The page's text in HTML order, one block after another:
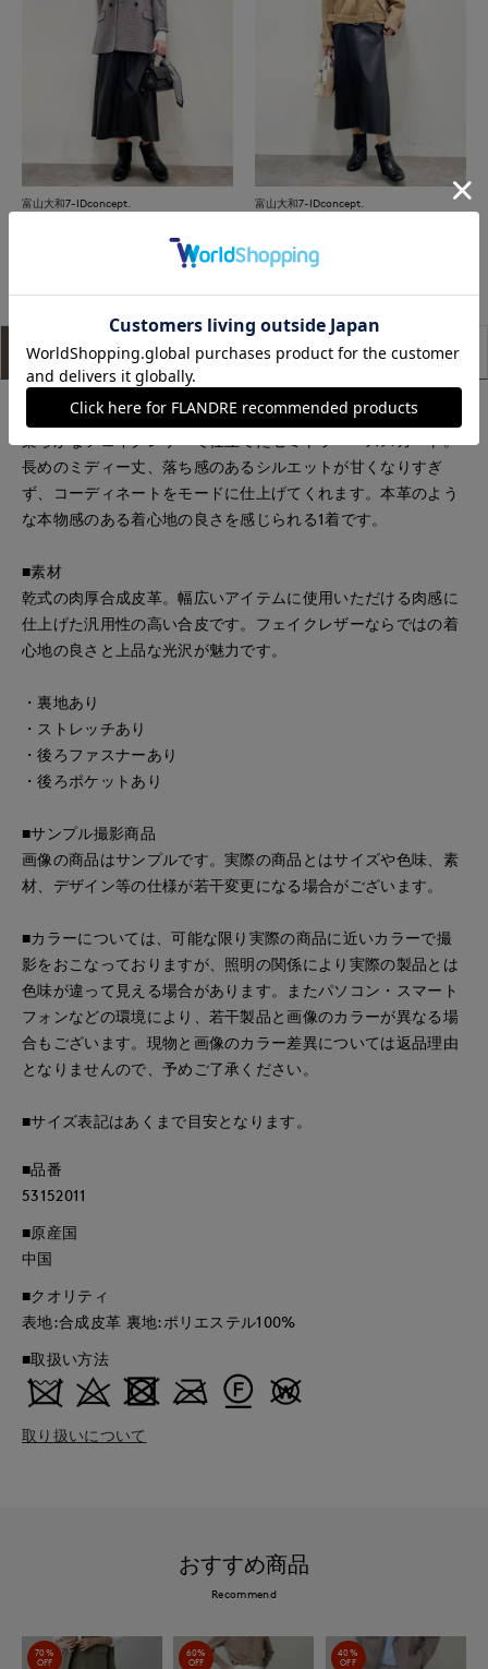
富山大和7-IDconcept. 富山大和7-IDconcept.
もっと見る
アイテム説明 サイズ詳細 購入レビュー
■デザイン
長めのミディー丈、落ち感のあるシルエットが甘くなりすぎ
ず、コーディネートをモードに仕上げてくれます。本革のよう
な本物感のある着心地の良さを感じられる1着です。
■素材
乾式の肉厚合成皮革。幅広いアイテムに使用いただける肉感に
仕上げた汎用性の高い合皮です。フェイクレザーならではの着
心地の良さと上品な光沢が魅力です。
・裏地あり
・ストレッチあり
・後ろファスナーあり
・後ろポケットあり
■サンプル撮影商品
画像の商品はサンプルです。実際の商品とはサイズや色味、素
材、デザイン等の仕様が若干変更になる場合がございます。
■カラーについては、可能な限り実際の商品に近いカラーで撮
影をおこなっておりますが、照明の関係により実際の製品とは
色味が違って見える場合があります。またパソコン・スマート
フォンなどの環境により、若干製品と画像のカラーが異なる場
合もございます。現物と画像のカラー差異については返品理由
となりませんので、予めご了承ください。
■サイズ表記はあくまで目安となります。
■品番
53152011
■原産国
中国
■クオリティ
表地:合成皮革 裏地:ポリエステル100%
■取扱い方法
取り扱いについて
おすすめ商品
Recommend
70%
OFF
60%
OFF
40%
OFF